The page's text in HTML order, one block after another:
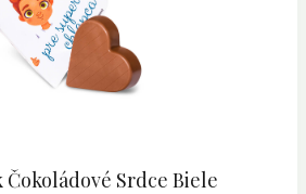
Srdce Biele